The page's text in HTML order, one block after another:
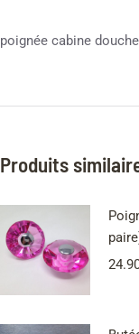
poignée cabine
Produits